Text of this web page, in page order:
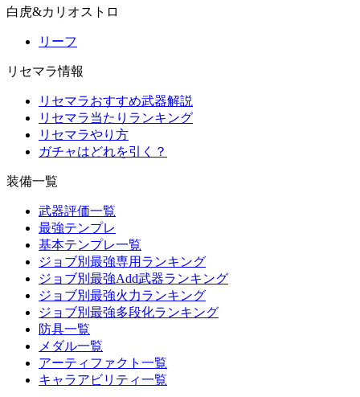
白虎&カリオストロ
リーフ
リセマラ情報
リセマラおすすめ武器解説
リセマラ当たりランキング
リセマラやり方
ガチャはどれを引く？
装備一覧
武器評価一覧
最強テンプレ
基本テンプレ一覧
ジョブ別最強専用ランキング
ジョブ別最強Add武器ランキング
ジョブ別最強火力ランキング
ジョブ別最強多段化ランキング
防具一覧
メダル一覧
アーティファクト一覧
キャラアビリティ一覧